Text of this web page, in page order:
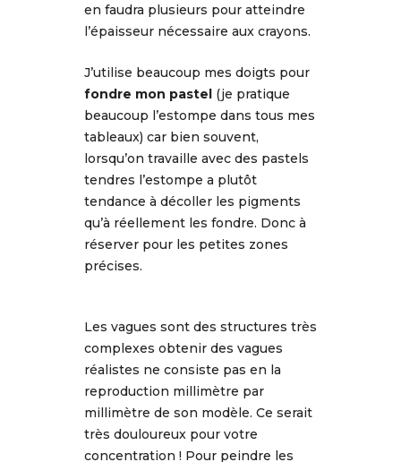
en faudra plusieurs pour atteindre
l’épaisseur nécessaire aux crayons.
J’utilise beaucoup mes doigts pour
fondre mon pastel (je pratique
beaucoup l’estompe dans tous mes
tableaux) car bien souvent,
lorsqu’on travaille avec des pastels
tendres l’estompe a plutôt
tendance à décoller les pigments
qu’à réellement les fondre. Donc à
réserver pour les petites zones
précises.
Les vagues sont des structures très
complexes obtenir des vagues
réalistes ne consiste pas en la
reproduction millimètre par
millimètre de son modèle. Ce serait
très douloureux pour votre
concentration ! Pour peindre les